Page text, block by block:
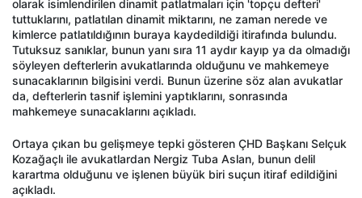
olarak isimlendirilen dinamit patlatmaları için 'topçu defteri'
tuttuklarını, patlatılan dinamit miktarını, ne zaman nerede ve
kimlerce patlatıldığının buraya kaydedildiği itirafında bulundu.
Tutuksuz sanıklar, bunun yanı sıra 11 aydır kayıp ya da olmadığı
söyleyen defterlerin avukatlarında olduğunu ve mahkemeye
sunacaklarının bilgisini verdi. Bunun üzerine söz alan avukatlar
da, defterlerin tasnif işlemini yaptıklarını, sonrasında
mahkemeye sunacaklarını açıkladı.
Ortaya çıkan bu gelişmeye tepki gösteren ÇHD Başkanı Selçuk
Kozağaçlı ile avukatlardan Nergiz Tuba Aslan, bunun delil
karartma olduğunu ve işlenen büyük biri suçun itiraf edildiğini
açıkladı.